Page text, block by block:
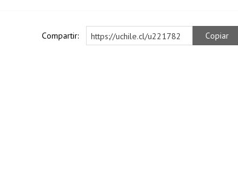
Compartir: https://uchile.cl/u221782 Copiar